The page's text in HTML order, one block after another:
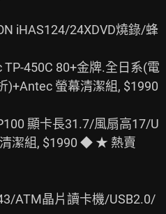
iHAS124/24XDVD燒錄/蜂
450C 80+金牌.全日系(電
)+Antec 螢幕清潔組, $1990
顯卡長31.7/風扇高17/U
潔組, $1990 ◆ ★ 熱賣
ATM晶片讀卡機/USB2.0/